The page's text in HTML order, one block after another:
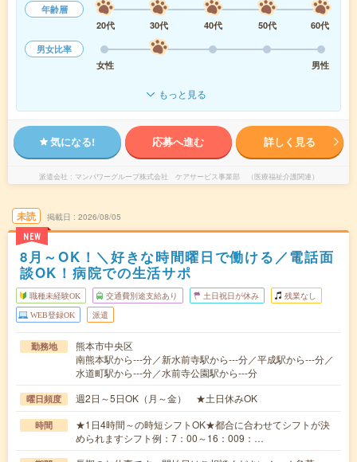
年齢層
20代
30代 40代 50代
60代
男女比率
女性
男性
もっと見る
気になる! 応募へ進む 詳しく見る
派遣会社 マンパワーグループ株式会社 ケアサービス事業部 （医療福祉介護関連）
未読
NEW
掲載日 2026/08/05
8月～OK！＼好きな時間曜日で働ける／電話面
談OK！病院での生活サポ
職種未経験OK 交通費別途支給あり 土日祝日が休み 残業なし
WEB登録OK 派遣
勤務地
熊本市中央区
南熊本駅から---分／新水前寺駅から---分／平成駅から---分／
水道町駅から---分／水前寺公園駅から---分
曜日頻度 週2日～5日OK（月～金） ★土日休みOK
時間
★1日4時間～の時短シフトOK★都合に合わせてシフトが決
められますシフト例：7：00～16：009：…